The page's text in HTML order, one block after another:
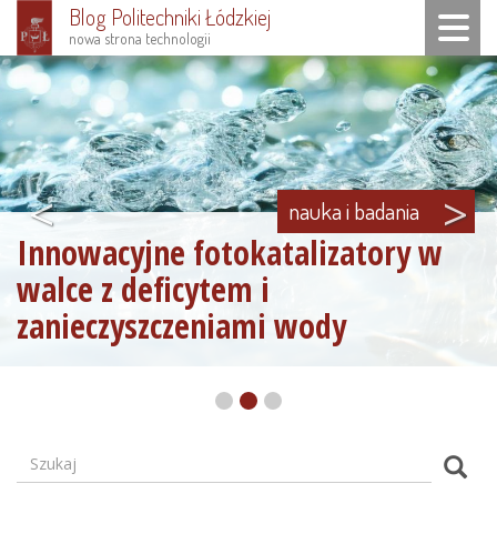
Przejdź
do
treści
Blog Politechniki Łódzkiej
nowa strona technologii
Toggle
Innowacyjne fotokatalizatory w
walce z deficytem i
zanieczyszczeniami wody
nauka i badania
< >
Formularz
Szukaj